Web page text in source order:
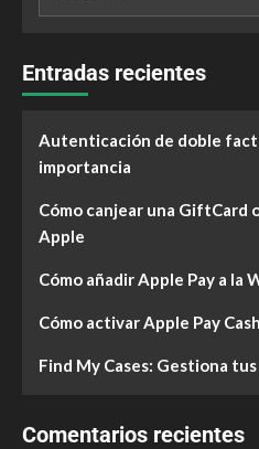
Entradas recientes
Autenticación de doble
importancia
Cómo canjear una GiftCard
Apple
Cómo añadir Apple Pay a la
Cómo activar Apple Pay
Find My Cases: Gestiona
Comentarios recientes